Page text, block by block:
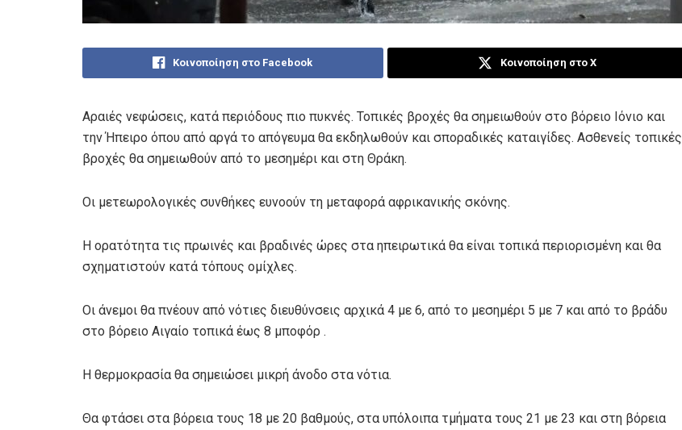
Κοινοποίηση στο Facebook Κοινοποίηση στο X
Αραιές νεφώσεις, κατά περιόδους πιο πυκνές. Τοπικές βροχές θα σημειωθούν στο βόρειο Ιόνιο και
την Ήπειρο όπου από αργά το απόγευμα θα εκδηλωθούν και σποραδικές καταιγίδες. Ασθενείς τοπικές
βροχές θα σημειωθούν από το μεσημέρι και στη Θράκη.
Οι μετεωρολογικές συνθήκες ευνοούν τη μεταφορά αφρικανικής σκόνης.
Η ορατότητα τις πρωινές και βραδινές ώρες στα ηπειρωτικά θα είναι τοπικά περιορισμένη και θα
σχηματιστούν κατά τόπους ομίχλες.
Οι άνεμοι θα πνέουν από νότιες διευθύνσεις αρχικά 4 με 6, από το μεσημέρι 5 με 7 και από το βράδυ
στο βόρειο Αιγαίο τοπικά έως 8 μποφόρ .
Η θερμοκρασία θα σημειώσει μικρή άνοδο στα νότια.
Θα φτάσει στα βόρεια τους 18 με 20 βαθμούς, στα υπόλοιπα τμήματα τους 21 με 23 και στη βόρεια